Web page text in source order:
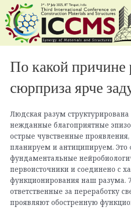
Skip
content
По какой причине
ярче задуманной
Bytest/December 31, 2025
По какой причине
сюрприза ярче
Людская разум
нежданные благоприятные
острые чувственные
планируем и антиципируем. Это
фундаментальные
первоисточники и соединено с
функционирования наш разума.
ответственные за переработку
проявляют обостренную